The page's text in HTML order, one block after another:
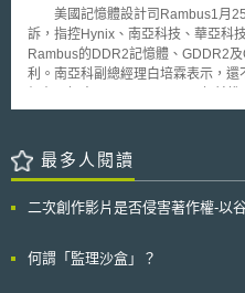
審查可更有效率。 4.協助商標檢索作業 於美國、澳洲、歐盟、中國，甚至
世界智慧財產組織導入AI工具協助審
像標記之搜尋功能，此一工具不僅可
亦有部分國家提供使用者自行檢索之
商標檢索，使其於品牌保護策略上節省不必
專利組合管理 AI工具亦可協助專利組合管理，包括最廣的專利範圍、評估是
項，雖無法完全取代人工進行策略評估
改變了智慧財產組合創建及管理之方
評估、商標維權等方面已可大量減少
資訊遭到外洩。 本文同步
美國記憶體設計司Rambus1月25
訴，指控Hynix、南亞科技、華亞科
Rambus的DDR2記憶體、GDDR2
利。南亞科副總經理白培霖表示，
代主流產品，但因當時DRAM廠基
憶體專利，目前主要產品獲得新力
來自於權利金收入，去年Rambus營
隨著今年英特爾力推新款支援DDR2
四家DRAM廠，侵犯其 DDR2及
最多人閱讀
二次創作影片是否侵害著作權-以
何謂「監理沙盒」？